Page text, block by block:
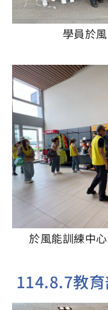
學員於
於風能訓練中
114.8.7教